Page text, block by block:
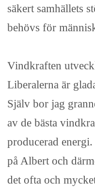
säkert samhällets
behövs för
Vindkraften
Liberalerna är
Själv bor jag
av de bästa
producerad
på Albert och
det ofta och